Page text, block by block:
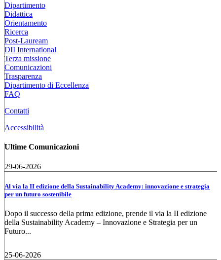
Dipartimento
Didattica
Orientamento
Ricerca
Post-Lauream
DII International
Terza missione
Comunicazioni
Trasparenza
Dipartimento di Eccellenza
FAQ
Contatti
Accessibilità
Ultime Comunicazioni
29-06-2026
Al via la II edizione della Sustainability Academy: innovazione e strategia
per un futuro sostenibile
Dopo il successo della prima edizione, prende il via la II edizione
della Sustainability Academy – Innovazione e Strategia per un
Futuro...
25-06-2026